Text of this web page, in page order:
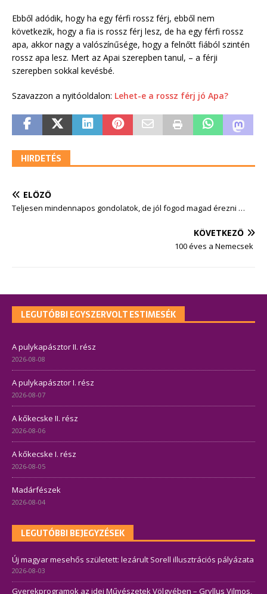
Ebből adódik, hogy ha egy férfi rossz férj, ebből nem
következik, hogy a fia is rossz férj lesz, de ha egy férfi rossz
apa, akkor nagy a valószínűsége, hogy a felnőtt fiából szintén
rossz apa lesz. Mert az Apai szerepben tanul, – a férji
szerepben sokkal kevésbé.
Szavazzon a nyitóoldalon: Lehet-e a rossz férj jó Apa?
HIRDETÉS
ELŐZŐ
Teljesen mindennapos gondolatok, de jól fogod magad érezni …
KÖVETKEZŐ
100 éves a Nemecsek
LEGUTÓBBI EGYSZERVOLT ESTIMESÉK
A pulykapásztor II. rész
2026-08-08
A pulykapásztor I. rész
2026-08-07
A kőkecske II. rész
2026-08-06
A kőkecske I. rész
2026-08-05
Madárfészek
2026-08-04
LEGUTÓBBI BEJEGYZÉSEK
Új magyar mesehős született: lezárult Sorell illusztrációs pályázata
2026-08-03
Gyerekprogramok az idei Művészetek Völgyében – Gryllus Vilmos,